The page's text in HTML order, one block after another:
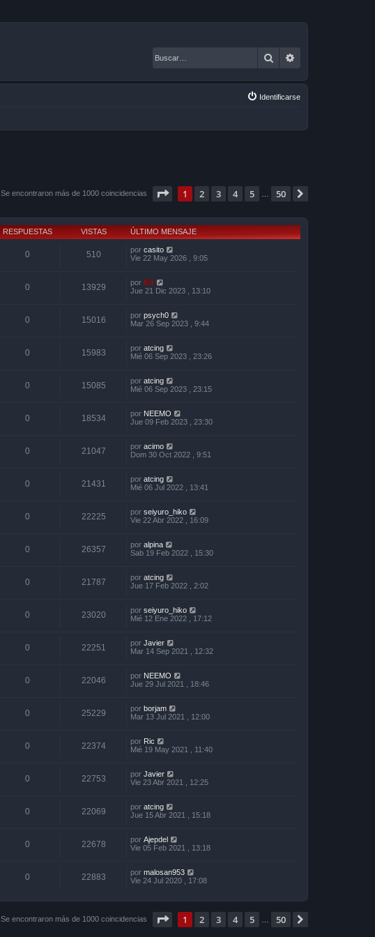
Buscar
Identificarse
Se encontraron más de 1000 coincidencias Página1 de
1 2 3 4 5 … 50
RESPUESTAS VISTAS ÚLTIMO MENSAJE
0 510 por casito
Vie 22 May 2026 , 9:05
0 13929 por Kir
Jue 21 Dic 2023 , 13:10
0 15016 por psych0
Mar 26 Sep 2023 , 9:44
0 15983 por atcing
Mié 06 Sep 2023 , 23:26
0 15085 por atcing
Mié 06 Sep 2023 , 23:15
0 18534 por NEEMO
Jue 09 Feb 2023 , 23:30
0 21047 por acimo
Dom 30 Oct 2022 , 9:51
0 21431 por atcing
Mié 06 Jul 2022 , 13:41
0 22225 por seiyuro_hiko
Vie 22 Abr 2022 , 16:09
0 26357 por alpina
Sab 19 Feb 2022 , 15:30
0 21787 por atcing
Jue 17 Feb 2022 , 2:02
0 23020 por seiyuro_hiko
Mié 12 Ene 2022 , 17:12
0 22251 por Javier
Mar 14 Sep 2021 , 12:32
0 22046 por NEEMO
Jue 29 Jul 2021 , 18:46
0 25229 por borjam
Mar 13 Jul 2021 , 12:00
0 22374 por Ric
Mié 19 May 2021 , 11:40
0 22753 por Javier
Vie 23 Abr 2021 , 12:25
0 22069 por atcing
Jue 15 Abr 2021 , 15:18
0 22678 por Ajepdel
Vie 05 Feb 2021 , 13:18
0 22883 por malosan953
Vie 24 Jul 2020 , 17:08
Se encontraron más de 1000 coincidencias Página1 de
1 2 3 4 5 … 50